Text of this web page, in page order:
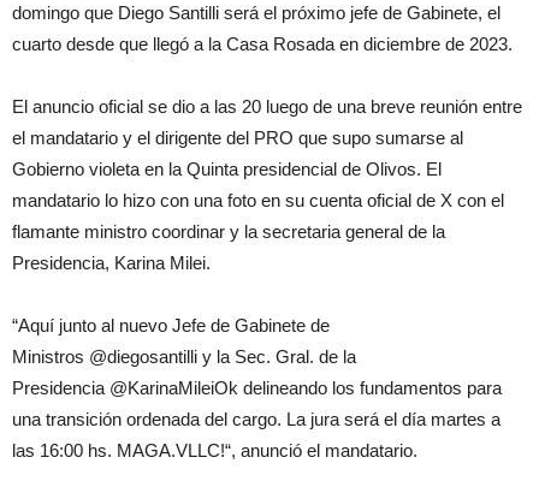
domingo que Diego Santilli será el próximo jefe de Gabinete, el
cuarto desde que llegó a la Casa Rosada en diciembre de 2023.
El anuncio oficial se dio a las 20 luego de una breve reunión entre
el mandatario y el dirigente del PRO que supo sumarse al
Gobierno violeta en la Quinta presidencial de Olivos. El
mandatario lo hizo con una foto en su cuenta oficial de X con el
flamante ministro coordinar y la secretaria general de la
Presidencia, Karina Milei.
“Aquí junto al nuevo Jefe de Gabinete de
Ministros @diegosantilli y la Sec. Gral. de la
Presidencia @KarinaMileiOk delineando los fundamentos para
una transición ordenada del cargo. La jura será el día martes a
las 16:00 hs. MAGA.VLLC!“, anunció el mandatario.